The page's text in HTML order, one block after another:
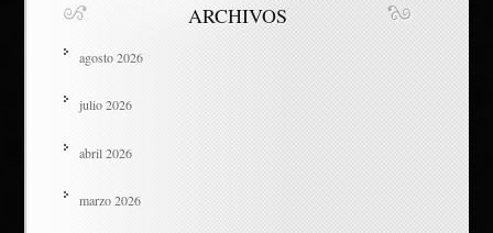
ARCHIVOS
agosto 2026
julio 2026
abril 2026
marzo 2026